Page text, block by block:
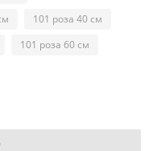
101 роза 40 см
101 роза 60 см